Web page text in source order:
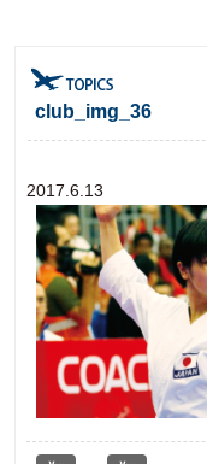
club_img_36
2017.6.13